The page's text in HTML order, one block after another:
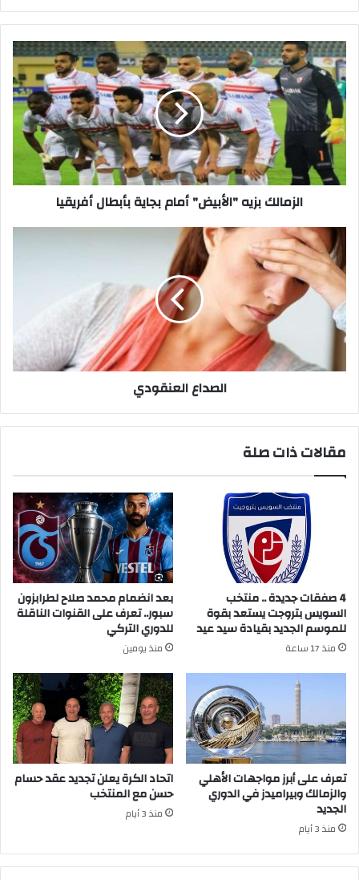
الزمالك
بزيه
"الأبيض"
أمام
بجاية
بأبطال
أفريقيا
الزمالك بزيه "الأبيض" أمام بجاية بأبطال أفريقيا
الصداع
العنقودي
الصداع العنقودي
مقالات ذات صلة
4 صفقات جديدة .. منتخب
السويس بتروجت يستعد بقوة
للموسم الجديد بقيادة سيد عيد
منذ 17 ساعة
بعد انضمام محمد صلاح لطرابزون
سبور.. تعرف على القنوات الناقلة
للدوري التركي
منذ يومين
تعرف على أبرز مواجهات الأهلي
والزمالك وبيراميدز في الدوري
الجديد
منذ 3 أيام
اتحاد الكرة يعلن تجديد عقد حسام
حسن مع المنتخب
منذ 3 أيام